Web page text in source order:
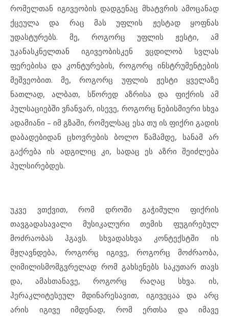
რომელთან იგივეობის დადგენაც მხატვრის ამოცანად
ქცეულა და რაც მას უფლის ჟესტად ყოფნას
უდასტურებს. მე, როგორც უფლის ჟესტი, ამ
უკანასკნელთან იგივეობისკენ ვცდილობ სვლას
ფერებისა და კონტურების, როგორც ინსტრუმენტების
მეშვეობით. მე, როგორც უფლის ჟესტი ყველაზე
ნათლად, ალბათ, სწორედ აზრისა და ფიქრის ამ
პულსაციებში ვჩანვარ, ისევე, როგორც ნებისმიერი სხვა
ადამიანი – იმ გზაში, რომელსაც ესა თუ ის ფიქრი გადის
დაბადებიდან ცხოვრების ბოლო წამამდე, სანამ არ
გაქრება ის ადგილიც კი, სადაც ეს აზრი შეიძლება
პულსირებდეს.
უკვე ვთქვით, რომ დროში გაჭიმული ფიქრის
თავგადასავალი მუსიკალური თემის ფუგირებულ
მოძრაობას ჰგავს. სხვადასხვა კონტექსტში ის
მჟღავნდება, როგორც იგივე, როგორც მოძრაობა,
ღიმილისმომგვრელად რომ გახსენებს საკუთარ თავს
და, ამასთანავე, როგორც რაღაც სხვა. ის,
ჰერაკლიტესეულ მდინარესავით, იგივეცაა და არც
არის იგივე იმდენად, რომ ერთსა და იმავე